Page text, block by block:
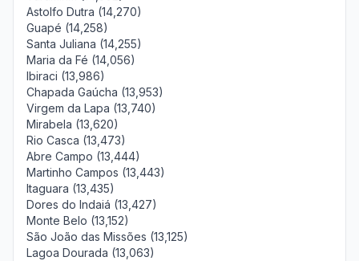
Astolfo Dutra (14,270)
Guapé (14,258)
Santa Juliana (14,255)
Maria da Fé (14,056)
Ibiraci (13,986)
Chapada Gaúcha (13,953)
Virgem da Lapa (13,740)
Mirabela (13,620)
Rio Casca (13,473)
Abre Campo (13,444)
Martinho Campos (13,443)
Itaguara (13,435)
Dores do Indaiá (13,427)
Monte Belo (13,152)
São João das Missões (13,125)
Lagoa Dourada (13,063)